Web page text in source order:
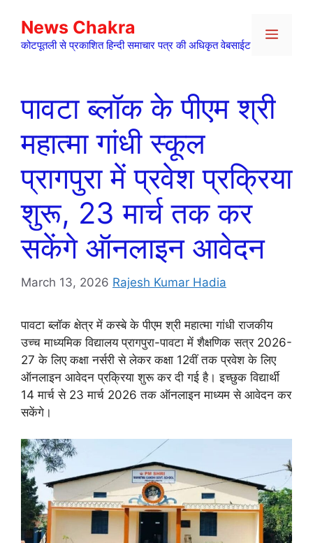
content
News Chakra
कोटपूतली से प्रकाशित हिन्दी समाचार पत्र की अधिकृत वेबसाईट
Menu
पावटा ब्लॉक के पीएम श्री
महात्मा गांधी स्कूल
प्रागपुरा में प्रवेश प्रक्रिया
शुरू, 23 मार्च तक कर
सकेंगे ऑनलाइन आवेदन
March 13, 2026 Rajesh Kumar Hadia
पावटा ब्लॉक क्षेत्र में कस्बे के पीएम श्री महात्मा गांधी राजकीय
उच्च माध्यमिक विद्यालय प्रागपुरा-पावटा में शैक्षणिक सत्र 2026-
27 के लिए कक्षा नर्सरी से लेकर कक्षा 12वीं तक प्रवेश के लिए
ऑनलाइन आवेदन प्रक्रिया शुरू कर दी गई है। इच्छुक विद्यार्थी
14 मार्च से 23 मार्च 2026 तक ऑनलाइन माध्यम से आवेदन कर
सकेंगे।